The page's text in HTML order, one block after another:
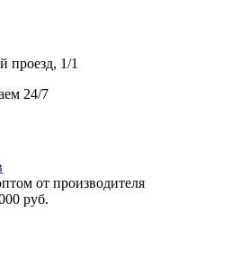
проезд, 1/1
24/7
от производителя
руб.